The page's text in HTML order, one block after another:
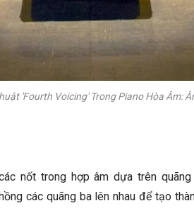
'Fourth Voicing' Trong Piano Hòa Âm:
nốt trong hợp âm dựa trên
các quãng ba lên nhau để tạo